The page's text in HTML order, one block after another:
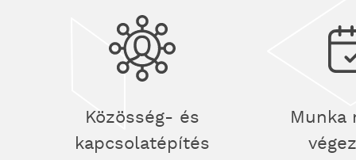
Közösség- és
kapcsolatépítés
Munka